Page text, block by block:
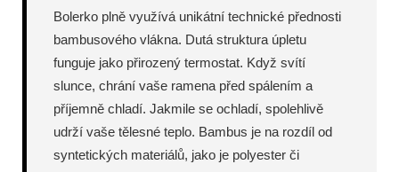
Bolerko plně využívá unikátní technické přednosti
bambusového vlákna. Dutá struktura úpletu
funguje jako přirozený termostat. Když svítí
slunce, chrání vaše ramena před spálením a
příjemně chladí. Jakmile se ochladí, spolehlivě
udrží vaše tělesné teplo. Bambus je na rozdíl od
syntetických materiálů, jako je polyester či